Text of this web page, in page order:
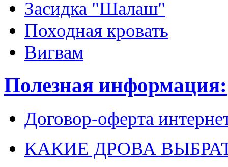
Засидка "Шалаш"
Походная кровать
Вигвам
Полезная информация:
Договор-оферта
КАКИЕ ДРОВА